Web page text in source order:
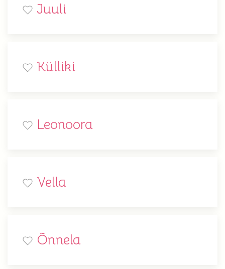
Juuli
Külliki
Leonoora
Vella
Õnnela